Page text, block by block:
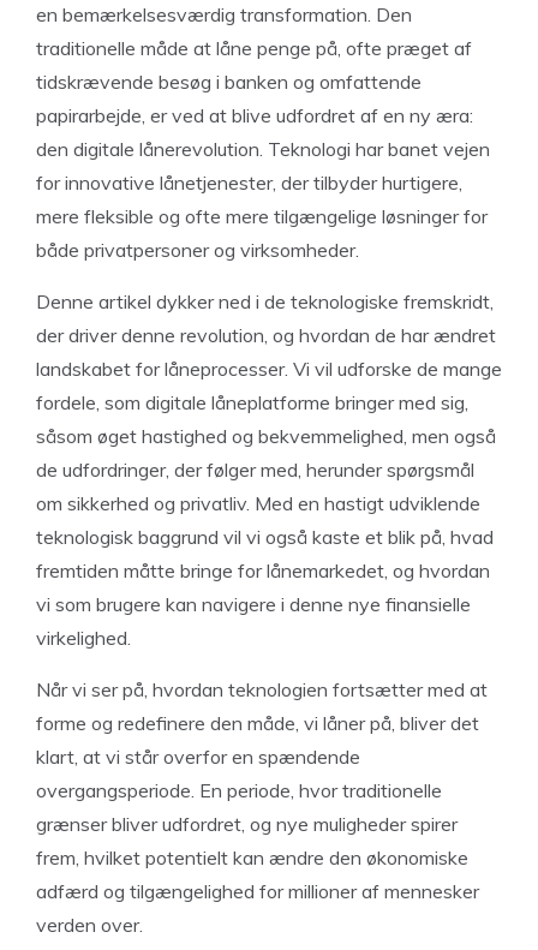
en bemærkelsesværdig transformation. Den
traditionelle måde at låne penge på, ofte præget af
tidskrævende besøg i banken og omfattende
papirarbejde, er ved at blive udfordret af en ny æra:
den digitale lånerevolution. Teknologi har banet vejen
for innovative lånetjenester, der tilbyder hurtigere,
mere fleksible og ofte mere tilgængelige løsninger for
både privatpersoner og virksomheder.
Denne artikel dykker ned i de teknologiske fremskridt,
der driver denne revolution, og hvordan de har ændret
landskabet for låneprocesser. Vi vil udforske de mange
fordele, som digitale låneplatforme bringer med sig,
såsom øget hastighed og bekvemmelighed, men også
de udfordringer, der følger med, herunder spørgsmål
om sikkerhed og privatliv. Med en hastigt udviklende
teknologisk baggrund vil vi også kaste et blik på, hvad
fremtiden måtte bringe for lånemarkedet, og hvordan
vi som brugere kan navigere i denne nye finansielle
virkelighed.
Når vi ser på, hvordan teknologien fortsætter med at
forme og redefinere den måde, vi låner på, bliver det
klart, at vi står overfor en spændende
overgangsperiode. En periode, hvor traditionelle
grænser bliver udfordret, og nye muligheder spirer
frem, hvilket potentielt kan ændre den økonomiske
adfærd og tilgængelighed for millioner af mennesker
verden over.